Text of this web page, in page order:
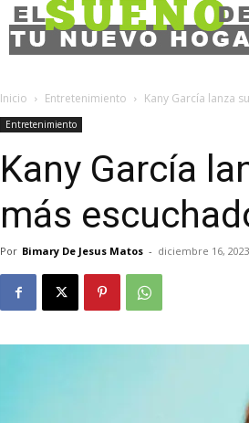
Inicio Entretenimiento Kany García lanza
Entretenimiento
Kany García
más
Por Bimary De Jesus Matos - diciembre 16, 2023